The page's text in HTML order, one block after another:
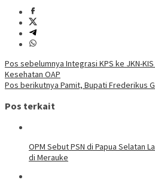
Navigasi
pos
Pos sebelumnya Integrasi KPS ke JKN-
Kesehatan OAP
Pos berikutnya Pamit, Bupati Frederikus
Pos terkait
OPM Sebut PSN di Papua Selatan
di Merauke